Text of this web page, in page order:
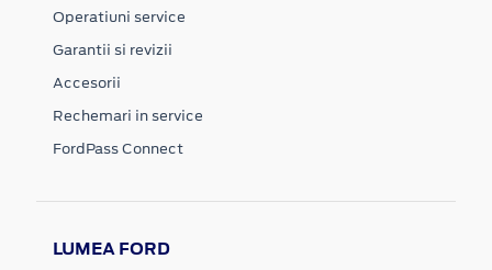
Operatiuni service
Garantii si revizii
Accesorii
Rechemari in service
FordPass Connect
LUMEA FORD